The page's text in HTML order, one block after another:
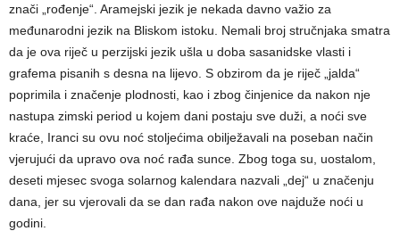
znači „rođenje“. Aramejski jezik je nekada davno važio za
međunarodni jezik na Bliskom istoku. Nemali broj stručnjaka smatra
da je ova riječ u perzijski jezik ušla u doba sasanidske vlasti i
grafema pisanih s desna na lijevo. S obzirom da je riječ „jalda“
poprimila i značenje plodnosti, kao i zbog činjenice da nakon nje
nastupa zimski period u kojem dani postaju sve duži, a noći sve
kraće, Iranci su ovu noć stoljećima obilježavali na poseban način
vjerujući da upravo ova noć rađa sunce. Zbog toga su, uostalom,
deseti mjesec svoga solarnog kalendara nazvali „dej“ u značenju
dana, jer su vjerovali da se dan rađa nakon ove najduže noći u
godini.